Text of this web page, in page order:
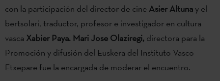
con la participación del director de cine Asier Altuna y el
bertsolari, traductor, profesor e investigador en cultura
vasca Xabier Paya. Mari Jose Olaziregi, directora para la
Promoción y difusión del Euskera del Instituto Vasco
Etxepare fue la encargada de moderar el encuentro.